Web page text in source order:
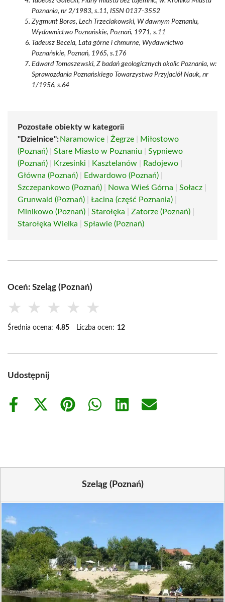
Poznania, nr 2/1983, s.11, ISSN 0137-3552
Zygmunt Boras, Lech Trzeciakowski, W dawnym Poznaniu,
Wydawnictwo Poznańskie, Poznań, 1971, s.11
Tadeusz Becela, Lata górne i chmurne, Wydawnictwo
Poznańskie, Poznań, 1965, s.176
Edward Tomaszewski, Z badań geologicznych okolic Poznania, w:
Sprawozdania Poznańskiego Towarzystwa Przyjaciół Nauk, nr
1/1956, s.64
Pozostałe obiekty w kategorii
"Dzielnice": Naramowice Żegrze
Miłostowo
(Poznań)
Stare Miasto w Poznaniu
Sypniewo
(Poznań)
Krzesinki Kasztelanów Radojewo
Główna (Poznań)
Edwardowo (Poznań)
Szczepankowo (Poznań)
Nowa Wieś Górna Sołacz
Grunwald (Poznań)
Łacina (część Poznania)
Minikowo (Poznań)
Starołęka Zatorze (Poznań)
Starołęka Wielka
Spławie (Poznań)
Oceń: Szeląg (Poznań)
★ ★ ★ ★ ★
Średnia ocena: 4.85 Liczba ocen: 12
Udostępnij
Share
Share
Share
Share
Share
Share
Szeląg (Poznań)